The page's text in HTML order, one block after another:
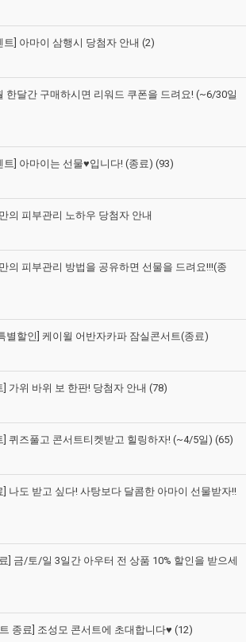
트] 아마이 삼행시 당첨자 안내 (2)
한달간 구매하시면 리워드 쿠폰을 드려요! (~6/30일
트] 아마이는 선물♥입니다! (종료) (93)
의 피부관리 노하우 당첨자 안내
의 피부관리 방법을 공유하면 선물을 드려요!!!(종
별할인] 케이윌 어반자카파 잠실콘서트(종료)
] 가위 바위 보 한판! 당첨자 안내 (78)
] 퀴즈풀고 콘서트티켓받고 힐링하자! (~4/5일) (65)
] 나도 받고 싶다! 사탕보다 달콤한 아마이 선물받자!!
] 금/토/일 3일간 아우터 전 상품 10% 할인을 받으세
종료] 조성모 콘서트에 초대합니다♥ (12)